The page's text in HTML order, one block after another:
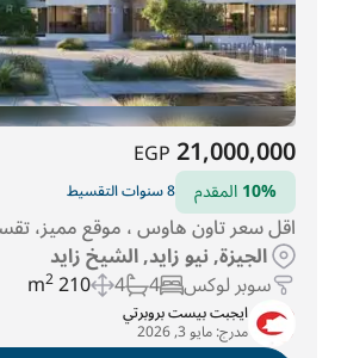
21,000,000
EGP
10%المقدم 8 سنوات التقسيط
اقل سعر تاون هاوس ، موقع مميز، تقسيط
الجيزة, نيو زايد, الشيخ زايد
سوبر لوكس 4
4
210 m
2
ايجبت بيست بروبرتي
مدرج:مايو 3, 2026